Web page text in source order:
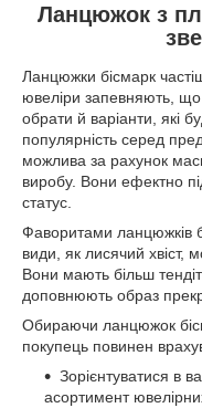
Ланцюжок з
Ланцюжки бісмарк
ювеліри запевняють, що
обрати й варіанти, які
популярність серед
можлива за рахунок
виробу. Вони ефектно
статус.
Фаворитами ланцюжків
види, як лисячий хвіст,
Вони мають більш
доповнюють образ
Обираючи ланцюжок
покупець повинен
Зорієнтуватися в
асортимент